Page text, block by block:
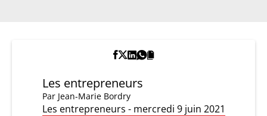
Les entrepreneurs
Par Jean-Marie Bordry
Les entrepreneurs - mercredi 9 juin 2021